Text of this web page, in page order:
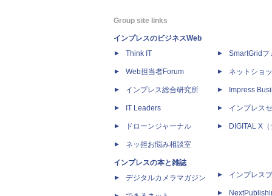
Group site links
インプレスのビジネスWeb
Think IT
Web担当者Forum
インプレス総合研究所
IT Leaders
ドローンジャーナル
ネッ担お悩み相談室
インプレスの本と雑誌
デジタルカメラマガジン
SmartGridフ
ネットショ
Impress
インプレス
DIGITAL X
インプレス